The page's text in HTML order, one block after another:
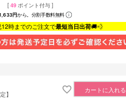
[49 ポイント付与 ]
円から。分割手数料無料
時までのご注文で最短当日出荷🚚💨
】
カートに入れる